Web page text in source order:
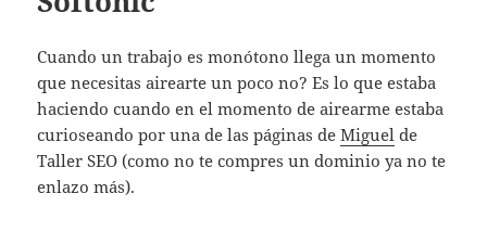
Cuando un trabajo es monótono llega un momento
que necesitas airearte un poco no? Es lo que estaba
haciendo cuando en el momento de airearme estaba
curioseando por una de las páginas deMiguel de
Taller SEO (como no te compres un dominio ya no te
enlazo más).